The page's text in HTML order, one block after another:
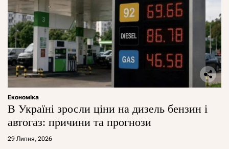
Економіка
В Україні зросли ціни на дизель бензин і
автогаз: причини та прогнози
29 Липня, 2026